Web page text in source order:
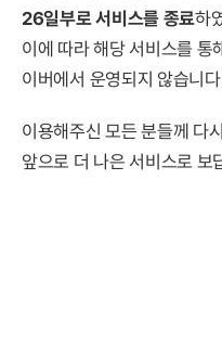
26일부로 서비스를 종료하
이에 따라 해당 서비스를 통
이버에서 운영되지 않습니
이용해주신 모든 분들께 다
앞으로 더 나은 서비스로 보